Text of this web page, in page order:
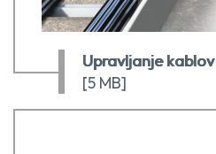
Upravljanje kablov
[5 MB]